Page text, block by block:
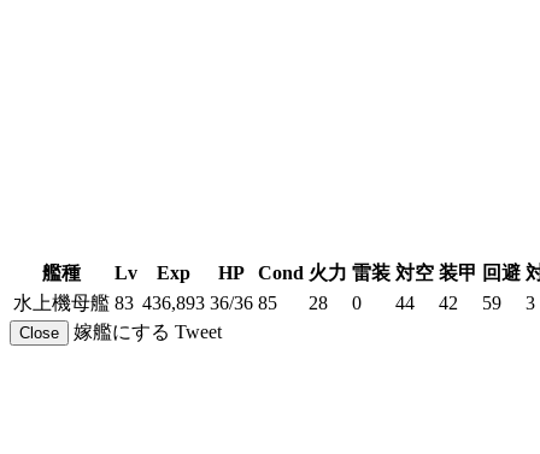
艦種 Lv Exp HP Cond 火力 雷装 対空 装甲 回避
水上機母艦 83 436,893 36/36 85 28 0 44 42 59 3
Close 嫁艦にする Tweet